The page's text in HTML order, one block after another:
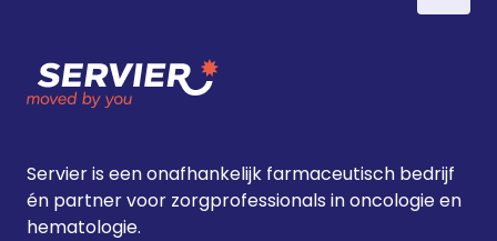
Servier is een onafhankelijk farmaceutisch bedrijf
én partner voor zorgprofessionals in oncologie en
hematologie.